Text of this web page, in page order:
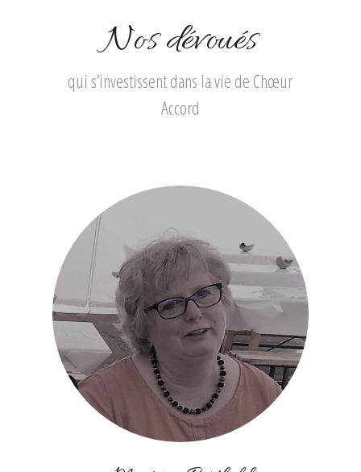
Nos dévoués
qui s’investissent dans la vie de Chœur
Accord